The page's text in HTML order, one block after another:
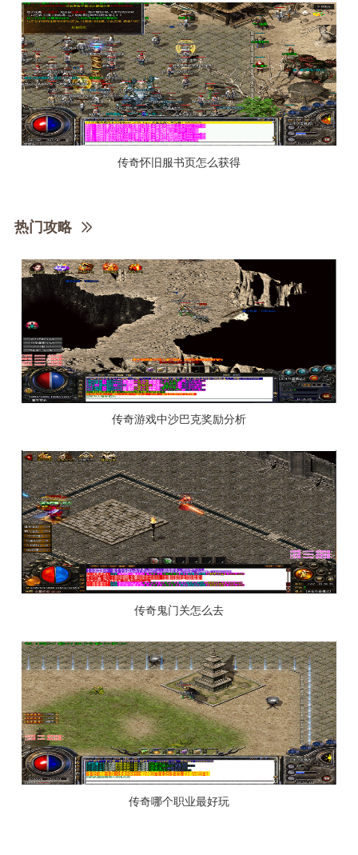
传奇怀旧服书页怎么获得
热门攻略
传奇游戏中沙巴克奖励分析
传奇鬼门关怎么去
传奇哪个职业最好玩